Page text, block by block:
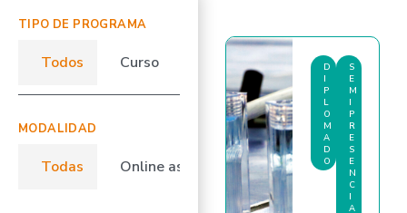
TIPO DE PROGRAMA
Curso
Todos
MODALIDAD
Online asincrónico Semipresencial
Todas
D
I
P
L
O
M
A
D
O
S
E
M
I
P
R
E
S
E
N
C
I
A